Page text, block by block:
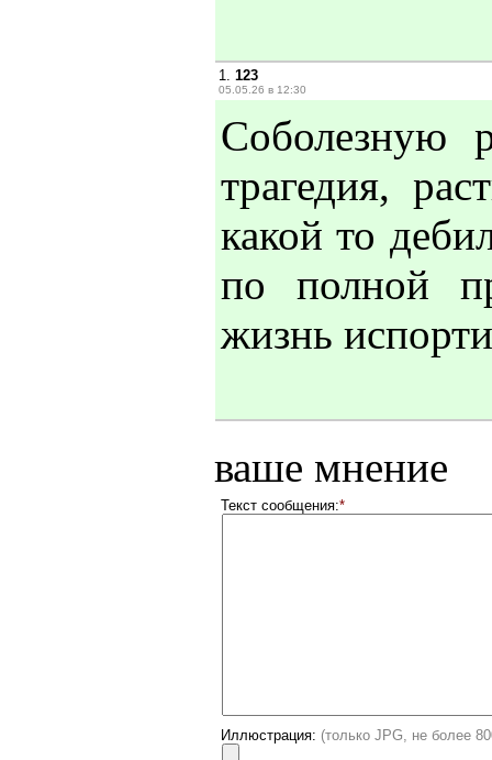
1. 123
05.05.26 в 12:30
Соболезную
трагедия,
какой то
по полной
жизнь
ваше мнение
Текст сообщения:*
Иллюстрация: (только JPG, не более